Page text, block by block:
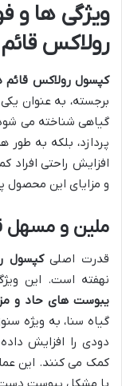
ویژگی ها و
رولاکس قائم
کپسول رولاکس قائم
برجسته، به عنوان
گیاهی شناخته می
پردازد، بلکه به
افزایش راحتی
و مزایای این محصول
ملین و مسهل
قدرت اصلیکپسول
نهفته است. این
یبوست های حاد و
گیاه سنا، به ویژه
دودی را افزایش
کمک می کنند. این